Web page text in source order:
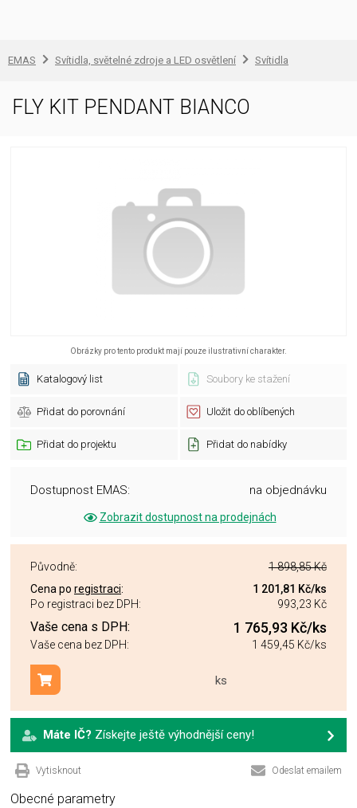
EMAS Svítidla, světelné zdroje a LED osvětlení Svítidla
FLY KIT PENDANT BIANCO
Obrázky pro tento produkt mají pouze ilustrativní charakter.
Katalogový list Soubory ke stažení
Přidat do porovnání Uložit do oblíbených
Přidat do projektu Přidat do nabídky
Dostupnost EMAS: na objednávku
Zobrazit dostupnost na prodejnách
Původně:
1 898,85 Kč
Cena po registraci: 1 201,81 Kč/ks
Po registraci bez DPH:
993,23 Kč
Vaše cena s DPH: 1 765,93 Kč/ks
Vaše cena bez DPH: 1 459,45 Kč/ks
ks
Přidat do košíku
Máte IČ? Získejte ještě výhodnější ceny!
Vytisknout Odeslat emailem
Obecné parametry